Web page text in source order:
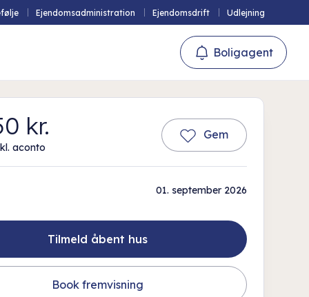
Ejendomsadministration Ejendomsdrift Udlejning
Boligagent
kr.
aconto
Gem
01. september 2026
Tilmeld åbent hus
Book fremvisning